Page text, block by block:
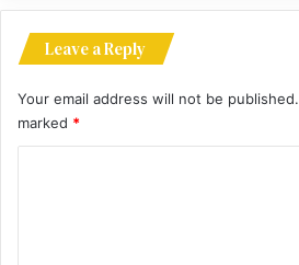
Leave a Reply
Your email address will not be published.
marked *